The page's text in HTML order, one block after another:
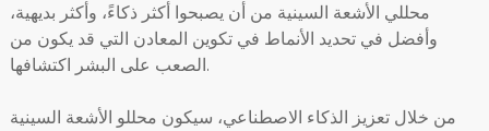
محللي الأشعة السينية من أن يصبحوا أكثر ذكاءً، وأكثر بديهية،
وأفضل في تحديد الأنماط في تكوين المعادن التي قد يكون من
الصعب على البشر اكتشافها.
من خلال تعزيز الذكاء الاصطناعي، سيكون محللو الأشعة السينية